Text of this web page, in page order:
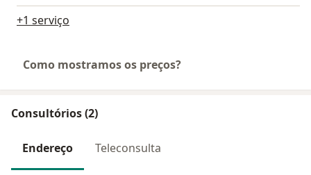
+1 serviço
Como mostramos os preços?
Consultórios (2)
Endereço Teleconsulta